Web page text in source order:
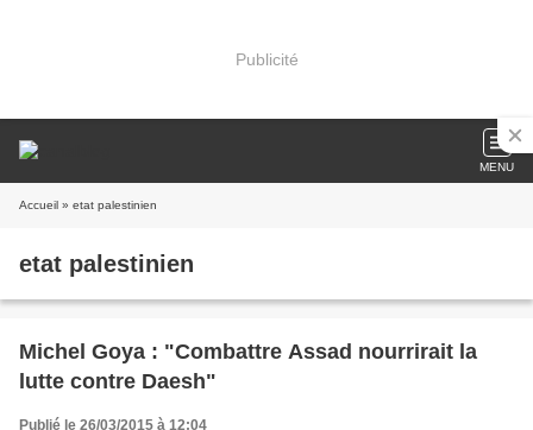
Publicité
MENU
Accueil » etat palestinien
etat palestinien
Michel Goya : "Combattre Assad nourrirait la
lutte contre Daesh"
Publié le 26/03/2015 à 12:04